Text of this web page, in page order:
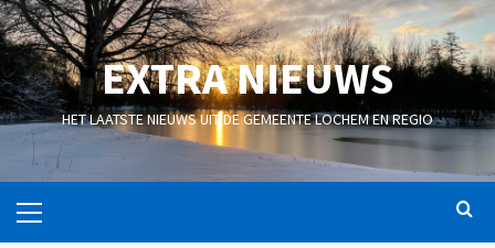
EXTRA NIEUWS
HET LAATSTE NIEUWS UIT DE GEMEENTE LOCHEM EN REGIO